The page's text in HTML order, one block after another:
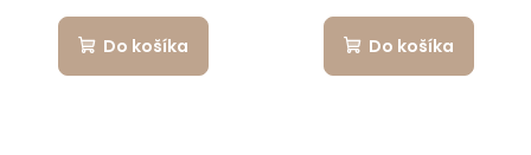
Do košíka Do košíka